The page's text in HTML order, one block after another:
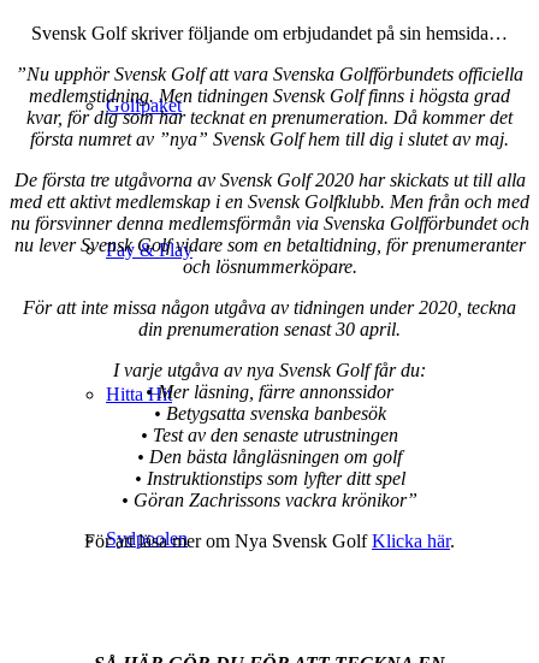
Golfpaket
Pay & Play
Hitta Hit
Sydpoolen
Svensk Golf skriver följande om erbjudandet på sin hemsida…
”Nu upphör Svensk Golf att vara Svenska Golfförbundets officiella
medlemstidning. Men tidningen Svensk Golf finns i högsta grad
kvar, för dig som har tecknat en prenumeration. Då kommer det
första numret av ”nya” Svensk Golf hem till dig i slutet av maj.
De första tre utgåvorna av Svensk Golf 2020 har skickats ut till alla
med ett aktivt medlemskap i en Svensk Golfklubb. Men från och med
nu försvinner denna medlemsförmån via Svenska Golfförbundet och
nu lever Svensk Golf vidare som en betaltidning, för prenumeranter
och lösnummerköpare.
För att inte missa någon utgåva av tidningen under 2020, teckna
din prenumeration senast 30 april.
I varje utgåva av nya Svensk Golf får du:
• Mer läsning, färre annonssidor
• Betygsatta svenska banbesök
• Test av den senaste utrustningen
• Den bästa långläsningen om golf
• Instruktionstips som lyfter ditt spel
• Göran Zachrissons vackra krönikor”
För att läsa mer om Nya Svensk GolfKlicka här.